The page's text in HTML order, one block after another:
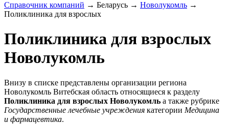
Справочник компаний → Беларусь → Новолукомль →
Поликлиника для взрослых
Поликлиника для взрослых
Новолукомль
Внизу в списке представлены организации региона
Новолукомль Витебская область относящиеся к разделу
Поликлиника для взрослых Новолукомль а также рубрике
Государственные лечебные учреждения категории Медицина
и фармацевтика.